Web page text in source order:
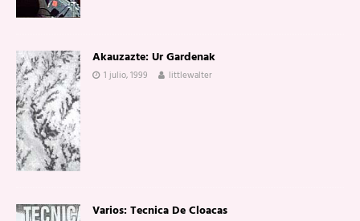
Akauzazte: Ur Gardenak
1 julio, 1999 littlewalter
Varios: Tecnica De Cloacas